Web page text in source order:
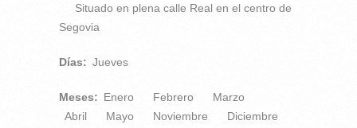
Situado en plena calle Real en el centro de
Segovia
Días: Jueves
Meses: Enero Febrero
Marzo
Abril
Mayo Noviembre Diciembre